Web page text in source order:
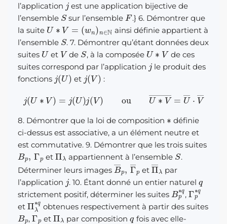
l’application
est une application bijective de
l’ensemble
S
sur l’ensemble
F
.} 6. Démontrer que
la suite
U V=
(w n)n N
ainsi définie appartient à
l’ensemble
S
. 7. Démontrer qu’étant données deux
suites
U
et
V
de
S
, à la composée
U∗ V
de ces
suites correspond par l’application
le produit des
fonctions
(U)
et
(V)
:
∗ =j U j V =U―⋅ ―
8. Démontrer que la loi de composition
définie
ci-dessus est associative, a un élément neutre et
est commutative. 9. Démontrer que les trois suites
Bp ,Γp
et
Πλ
appartiennent à l’ensemble
S
.
Déterminer leurs images
B p ―p
et
Π
par
l’application
j
. 10. Étant donné un entier naturel
strictement positif, déterminer les suites
Bp∗q
,
Γp∗
et
Πλ∗q
obtenues respectivement à partir des suites
Bp
,
Γp
et
Πλ
par composition
q
fois avec elle-